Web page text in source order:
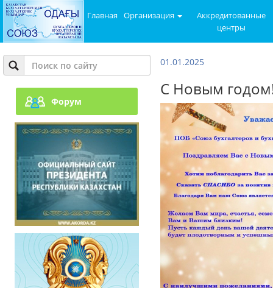
Главная Организация
Аккредитованные
центры
Форум
01.01.2025
С Новым